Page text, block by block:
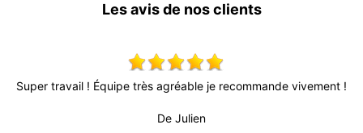
Les avis de nos clients
Super travail ! Équipe très agréable je recommande vivement !
De Julien